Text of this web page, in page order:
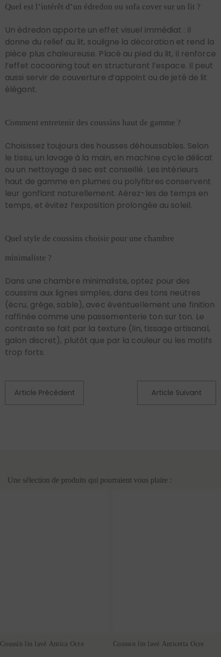
Quel est l’intérêt d’un édredon ou sofa cover sur un lit ?
Un édredon apporte un effet visuel immédiat : il
donne du relief au lit, souligne la décoration et rend la
pièce plus chaleureuse. Placé au pied du lit, il renforce
l’effet cocooning tout en structurant l’espace. Il peut
aussi servir de couverture d’appoint ou de jeté de lit
élégant.
Comment entretenir des coussins haut de gamme ?
Choisissez toujours des housses déhoussables. Selon
le tissu, un lavage à la main, en machine cycle délicat
ou un nettoyage à sec est conseillé. Les intérieurs
haut de gamme en plumes ou polyfibres conservent
leur gonflant naturellement. Aérez-les de temps en
temps, et évitez l’exposition prolongée au soleil.
Quel style de coussins choisir pour une chambre
minimaliste ?
Dans une chambre minimaliste, optez pour des
coussins aux lignes simples, dans des tons neutres
(écru, grège, sable), avec éventuellement une finition
raffinée comme une passementerie ton sur ton. Le
contraste se fait par la texture (lin, tissage artisanal,
galon discret), plutôt que par la couleur ou les motifs
trop forts.
Article Précédent Article Suivant
Une sélection de produits qui pourraient vous plaire :
Coussin lin lavé Antica Ocre Coussin lin lavé Anticetta Ocre